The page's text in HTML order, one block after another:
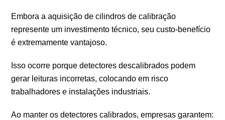
Embora a aquisição de cilindros de calibração
represente um investimento técnico, seu custo-benefício
é extremamente vantajoso.
Isso ocorre porque detectores descalibrados podem
gerar leituras incorretas, colocando em risco
trabalhadores e instalações industriais.
Ao manter os detectores calibrados, empresas garantem: